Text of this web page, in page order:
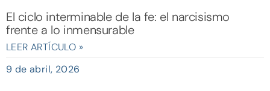
El ciclo interminable de la fe: el narcisismo
frente a lo inmensurable
LEER ARTÍCULO »
9 de abril, 2026